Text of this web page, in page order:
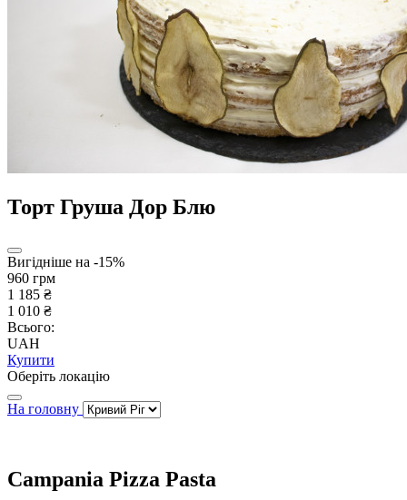
Торт Груша Дор Блю
Вигідніше на -15%
960 грм
1 185 ₴
1 010 ₴
Всього:
UAH
Купити
Оберіть локацію
На головну
Campania Pizza Pasta